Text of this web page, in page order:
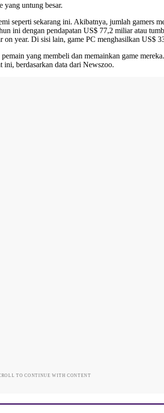
yang untung besar.
seperti sekarang ini. Akibatnya, jumlah gamers
ini dengan pendapatan US$ 77,2 miliar atau
on year. Di sisi lain, game PC menghasilkan US$
yang membeli dan memainkan game
ini, berdasarkan data dari Newszoo.
TO CONTINUE WITH CONTENT